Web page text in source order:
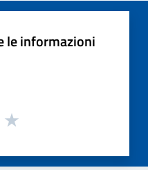
le informazioni